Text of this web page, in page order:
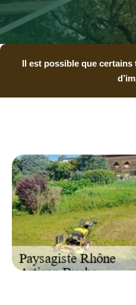
Il est possible que